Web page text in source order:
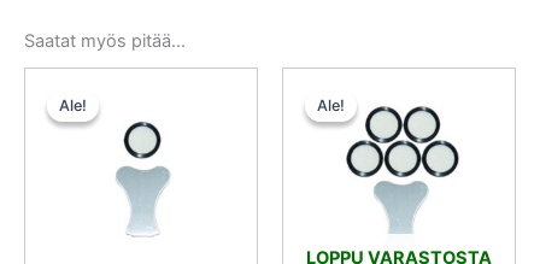
Saatat myös pitää...
Ale!
Ale!
oli:
5,00 €.
on:
4,75 €.
Ale!
LOPPU VARASTOSTA
Ale!
oli:
15,50 €.
on:
14,72 €.